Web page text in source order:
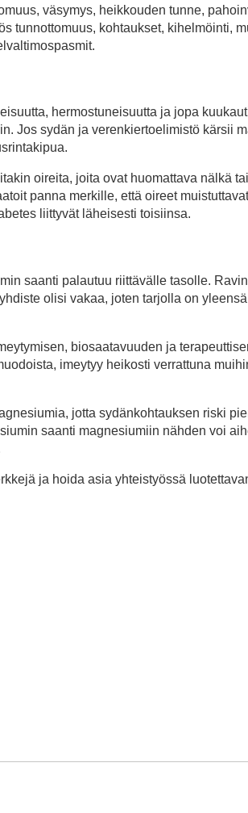
väsymys, heikkouden tunne,
tunnottomuus, kohtaukset, kihelmöinti,
hermostuneisuutta ja jopa
Jos sydän ja verenkiertoelimistö kärsii
oireita, joita ovat huomattava nälkä
panna merkille, että oireet
liittyvät läheisesti toisiinsa.
saanti palautuu riittävälle tasolle.
olisi vakaa, joten tarjolla on
biosaatavuuden ja
imeytyy heikosti verrattuna
jotta sydänkohtauksen riski
saanti magnesiumiin nähden voi
ja hoida asia yhteistyössä